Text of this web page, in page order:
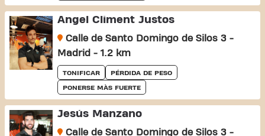
Ángel Climent Justos
Calle de Santo Domingo de Silos 3 -
Madrid - 1.2 km
TONIFICAR PÉRDIDA DE PESO
PONERSE MÀS FUERTE
Jesús Manzano
Calle de Santo Domingo de Silos 3 -